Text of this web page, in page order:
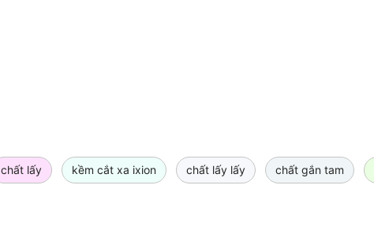
chất lấy kềm cắt xa ixion chất lấy lấy chất gắn tam